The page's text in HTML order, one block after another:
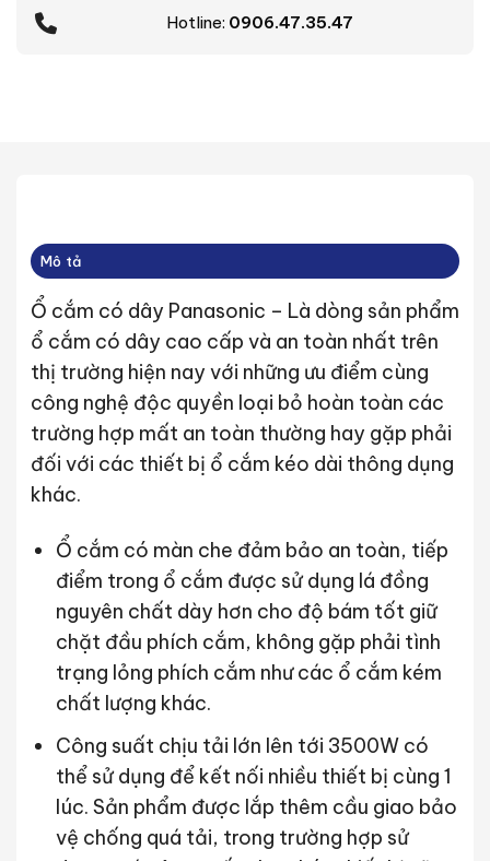
Hotline: 0906.47.35.47
Mô tả
Ổ cắm có dây Panasonic – Là dòng sản phẩm
ổ cắm có dây cao cấp và an toàn nhất trên
thị trường hiện nay với những ưu điểm cùng
công nghệ độc quyền loại bỏ hoàn toàn các
trường hợp mất an toàn thường hay gặp phải
đối với các thiết bị ổ cắm kéo dài thông dụng
khác.
Ổ cắm có màn che đảm bảo an toàn, tiếp
điểm trong ổ cắm được sử dụng lá đồng
nguyên chất dày hơn cho độ bám tốt giữ
chặt đầu phích cắm, không gặp phải tình
trạng lỏng phích cắm như các ổ cắm kém
chất lượng khác.
Công suất chịu tải lớn lên tới 3500W có
thể sử dụng để kết nối nhiều thiết bị cùng 1
lúc. Sản phẩm được lắp thêm cầu giao bảo
vệ chống quá tải, trong trường hợp sử